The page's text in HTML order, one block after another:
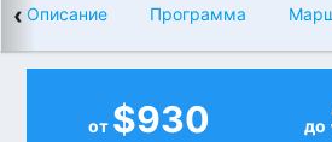
Описание Программа
‹
от $930 до